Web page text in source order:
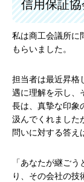
信用保証
私は商工会議所に
もらいました。
担当者は最近昇格
遇に理解を示し、
長は、真摯な印象
汲んでくれました
問いに対する答え
「あなたが継ご
り、その会社の技